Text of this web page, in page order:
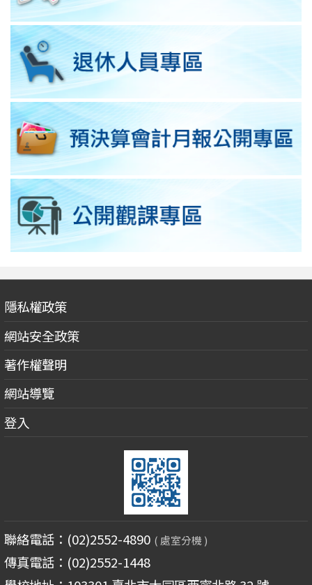
隱私權政策
網站安全政策
著作權聲明
網站導覽
登入
聯絡電話：(02)2552-4890 ( 處室分機 )
傳真電話：(02)2552-1448